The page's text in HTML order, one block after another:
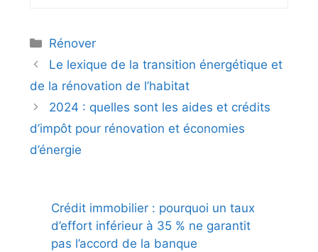
Catégories
Rénover
Le lexique de la transition énergétique et
de la rénovation de l’habitat
2024 : quelles sont les aides et crédits
d’impôt pour rénovation et économies
d’énergie
Crédit immobilier : pourquoi un taux
d’effort inférieur à 35 % ne garantit
pas l’accord de la banque